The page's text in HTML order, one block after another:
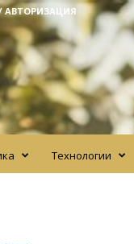
АВТОРИЗАЦИЯ
Технологии